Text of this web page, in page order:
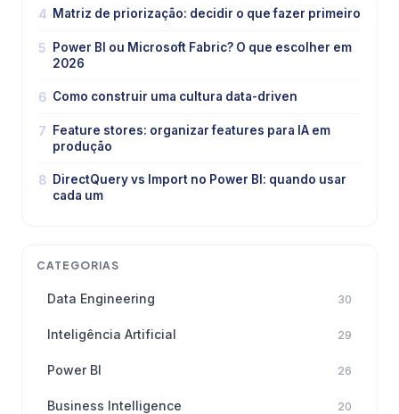
4 Matriz de priorização: decidir o que fazer primeiro
5
Power BI ou Microsoft Fabric? O que escolher em
2026
6 Como construir uma cultura data-driven
7
Feature stores: organizar features para IA em
produção
8 DirectQuery vs Import no Power BI: quando usar
cada um
CATEGORIAS
Data Engineering 30
Inteligência Artificial 29
Power BI 26
Business Intelligence 20